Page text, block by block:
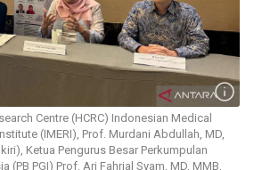
Centre (HCRC) Indonesian Medical
(IMERI), Prof. Murdani Abdullah, MD,
kiri), Ketua Pengurus Besar Perkumpulan
(PB PGI) Prof. Ari Fahrial Syam, MD, MMB,